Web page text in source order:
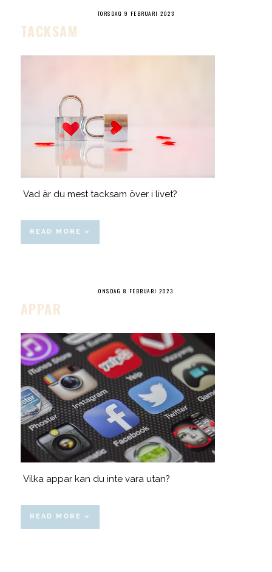
TORSDAG 9 FEBRUARI 2023
TACKSAM
Vad är du mest tacksam över i livet?
READ MORE »
ONSDAG 8 FEBRUARI 2023
APPAR
Vilka appar kan du inte vara utan?
READ MORE »